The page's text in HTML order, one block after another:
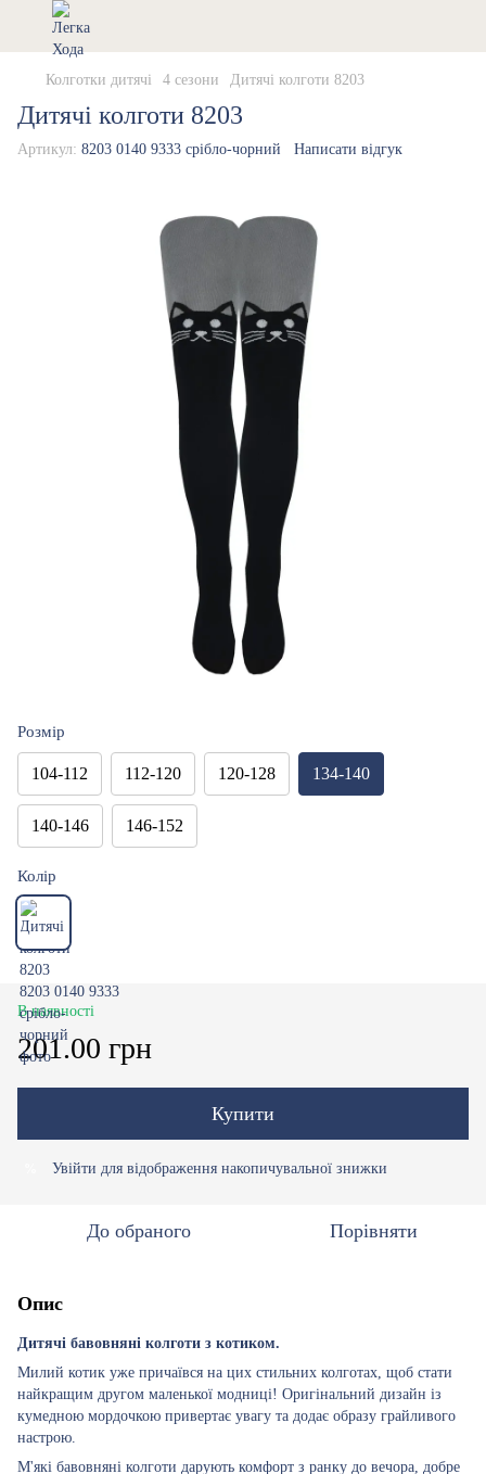
Колготки дитячі 4 сезони Дитячі колготи 8203
Дитячі колготи 8203
Артикул: 8203 0140 9333 срібло-чорний Написати відгук
Розмір
104-112 112-120 120-128 134-140
140-146 146-152
Колір
В наявності
201.00 грн
Купити
Увійти для відображення накопичувальної знижки
До обраного Порівняти
Опис
Дитячі бавовняні колготи з котиком.
Милий котик уже причаївся на цих стильних колготах, щоб стати
найкращим другом маленької модниці! Оригінальний дизайн із
кумедною мордочкою привертає увагу та додає образу грайливого
настрою.
М'які бавовняні колготи дарують комфорт з ранку до вечора, добре